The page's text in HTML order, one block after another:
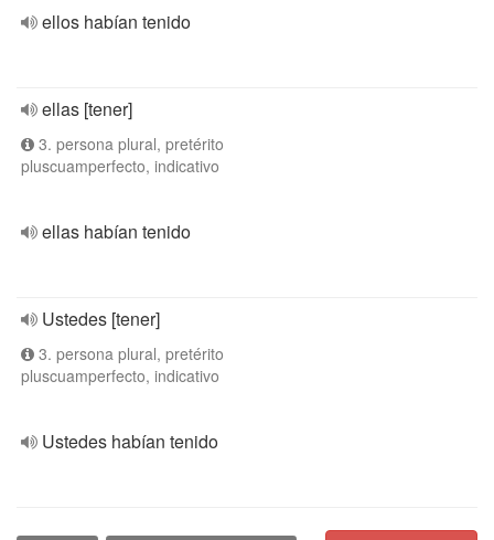
ellos habían tenido
ellas [tener]
3. persona plural, pretérito
pluscuamperfecto, indicativo
ellas habían tenido
Ustedes [tener]
3. persona plural, pretérito
pluscuamperfecto, indicativo
Ustedes habían tenido